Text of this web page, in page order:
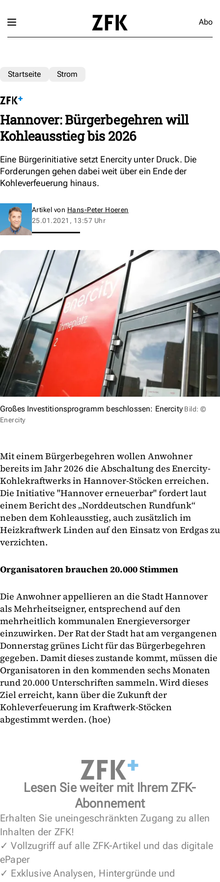
Abo
Startseite Strom
Hannover: Bürgerbegehren will
Kohleausstieg bis 2026
Eine Bürgerinitiative setzt Enercity unter Druck. Die
Forderungen gehen dabei weit über ein Ende der
Kohleverfeuerung hinaus.
Artikel von Hans-Peter Hoeren
25.01.2021, 13:57 Uhr
Großes Investitionsprogramm beschlossen: Enercity Bild: ©
Enercity
Mit einem Bürgerbegehren wollen Anwohner
bereits im Jahr 2026 die Abschaltung des Enercity-
Kohlekraftwerks in Hannover-Stöcken erreichen.
Die Initiative "Hannover erneuerbar" fordert laut
einem Bericht des „Norddeutschen Rundfunk“
neben dem Kohleausstieg, auch zusätzlich im
Heizkraftwerk Linden auf den Einsatz von Erdgas zu
verzichten.
Organisatoren brauchen 20.000 Stimmen
Die Anwohner appellieren an die Stadt Hannover
als Mehrheitseigner, entsprechend auf den
mehrheitlich kommunalen Energieversorger
einzuwirken. Der Rat der Stadt hat am vergangenen
Donnerstag grünes Licht für das Bürgerbegehren
gegeben. Damit dieses zustande kommt, müssen die
Organisatoren in den kommenden sechs Monaten
rund 20.000 Unterschriften sammeln. Wird dieses
Ziel erreicht, kann über die Zukunft der
Kohleverfeuerung im Kraftwerk-Stöcken
abgestimmt werden. (hoe)
Lesen Sie weiter mit Ihrem ZFK-
Abonnement
Erhalten Sie uneingeschränkten Zugang zu allen
Inhalten der ZFK!
✓ Vollzugriff auf alle ZFK-Artikel und das digitale
ePaper
✓ Exklusive Analysen, Hintergründe und